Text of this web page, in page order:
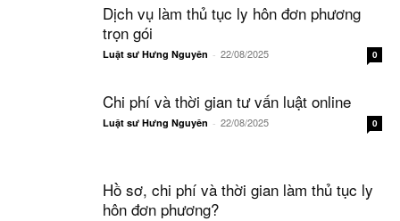
Dịch vụ làm thủ tục ly hôn đơn phương
trọn gói
Luật sư Hưng Nguyên - 22/08/2025 0
Chi phí và thời gian tư vấn luật online
Luật sư Hưng Nguyên - 22/08/2025 0
Hồ sơ, chi phí và thời gian làm thủ tục ly
hôn đơn phương?